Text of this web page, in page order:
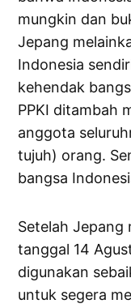
mungkin dan
Jepang
Indonesia
kehendak
PPKI ditambah
anggota
tujuh) orang.
bangsa
Setelah Jepang
tanggal 14
digunakan
untuk segera